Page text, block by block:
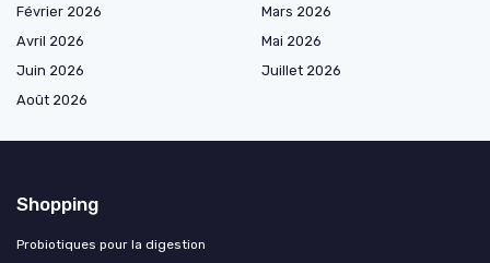
Février 2026
Mars 2026
Avril 2026
Mai 2026
Juin 2026
Juillet 2026
Août 2026
Shopping
Probiotiques pour la digestion